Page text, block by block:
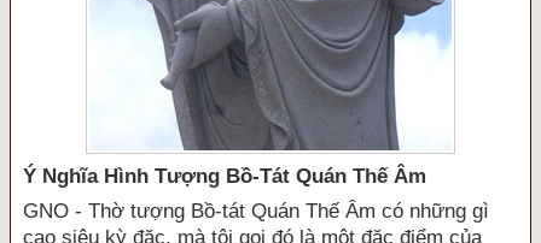
Ý Nghĩa Hình Tượng Bồ-Tát Quán Thế Âm
GNO - Thờ tượng Bồ-tát Quán Thế Âm có những gì
cao siêu kỳ đặc, mà tôi gọi đó là một đặc điểm của